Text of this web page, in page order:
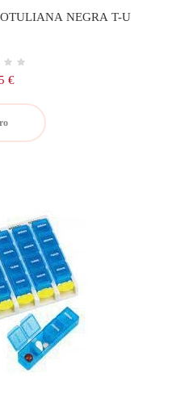
NEGRA T-U
€